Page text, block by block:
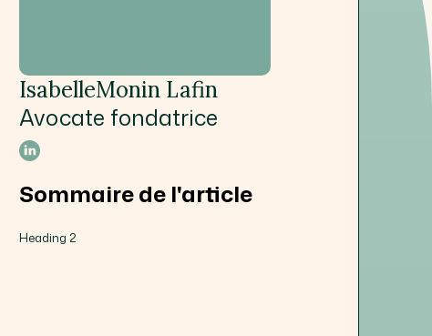
IsabelleMonin Lafin
Avocate fondatrice
Sommaire de l'article
Heading 2